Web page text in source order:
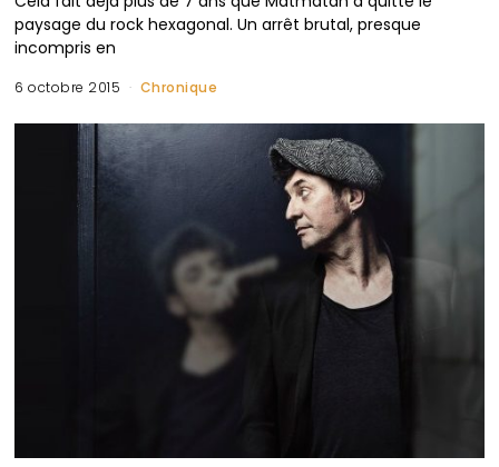
paysage du rock hexagonal. Un arrêt brutal, presque
incompris en
6 octobre 2015 Chronique